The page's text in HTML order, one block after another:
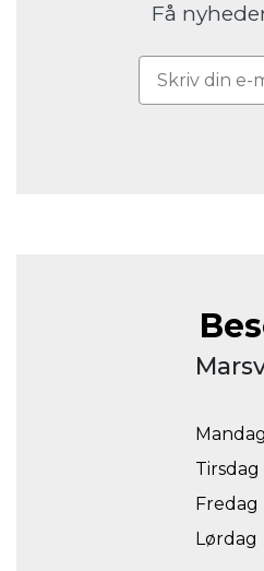
Få
Mandag
Fredag
Lørdag